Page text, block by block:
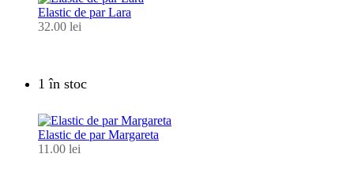
Elastic de par Lara
32.00 lei
1 în stoc
Elastic de par Margareta
11.00 lei